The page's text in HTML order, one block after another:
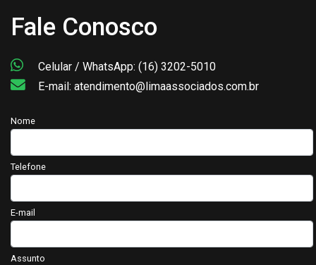
Fale Conosco
Celular / WhatsApp: (16) 3202-5010
E-mail: atendimento@limaassociados.com.br
Nome
Telefone
E-mail
Assunto